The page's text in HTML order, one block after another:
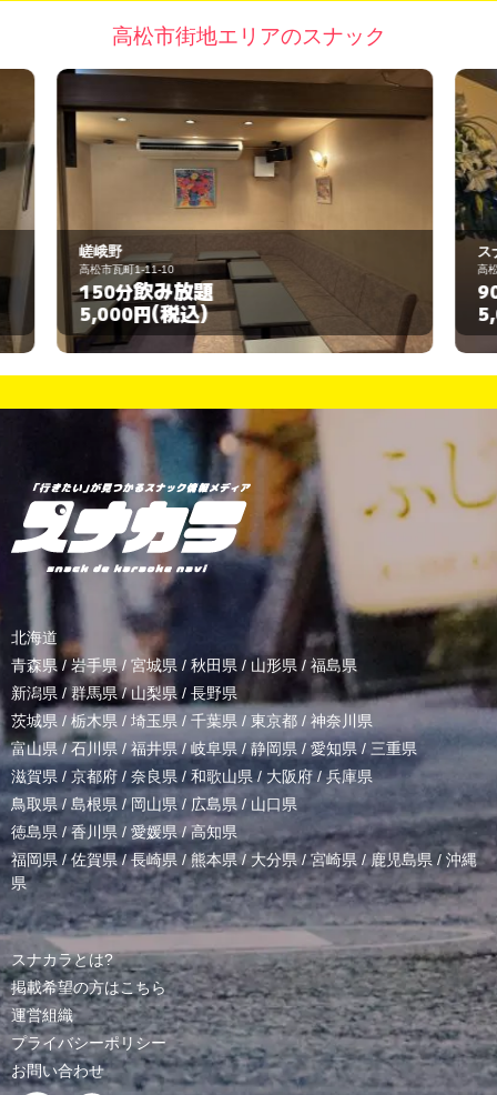
高松市街地エリアのスナック
スナック ピアス
高松市古馬場町9-30
90分飲み放題
5,000円(税込)
北海道
青森県 / 岩手県/ 宮城県 / 秋田県 / 山形県/ 福島県
新潟県 /群馬県/山梨県 / 長野県
茨城県 / 栃木県 / 埼玉県 / 千葉県 / 東京都 / 神奈川県
富山県 /石川県/福井県/岐阜県 / 静岡県 / 愛知県 / 三重県
滋賀県 / 京都府 / 奈良県 / 和歌山県/ 大阪府 /兵庫県
鳥取県/ 島根県 /岡山県/ 広島県 / 山口県
徳島県 /香川県 / 愛媛県/高知県
福岡県/佐賀県/長崎県 /熊本県/ 大分県/宮崎県 /鹿児島県 / 沖縄
県
スナカラとは?
掲載希望の方はこちら
運営組織
プライバシーポリシー
お問い合わせ